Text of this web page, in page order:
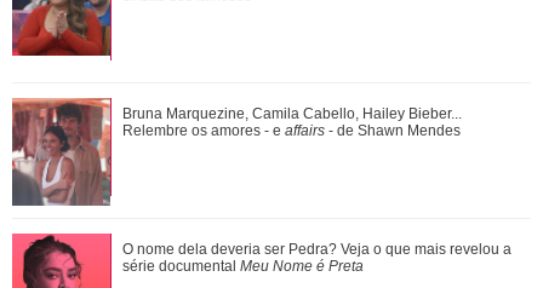
Agrado e Eduarda são prejudicadas pela proximidade com
João Raul. Saiba o que vai acontece...
Fernanda Torres cantando, Kaká tentando dar estrela...
Relembre os micos que famosos já pag...
Bruna Marquezine, Camila Cabello, Hailey Bieber...
Relembre os amores - e affairs - de Shawn Mendes
O nome dela deveria ser Pedra? Veja o que mais revelou a
série documental Meu Nome é Preta